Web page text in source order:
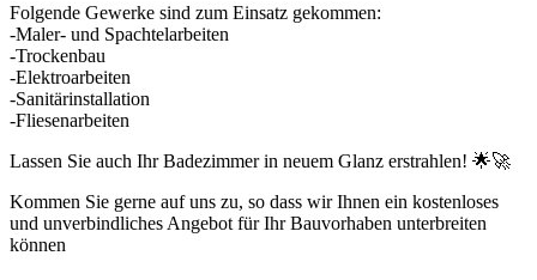
Folgende Gewerke sind zum Einsatz gekommen:
-Maler- und Spachtelarbeiten
-Trockenbau
-Elektroarbeiten
-Sanitärinstallation
-Fliesenarbeiten
Lassen Sie auch Ihr Badezimmer in neuem Glanz erstrahlen! 🌟🚀
Kommen Sie gerne auf uns zu, so dass wir Ihnen ein kostenloses
und unverbindliches Angebot für Ihr Bauvorhaben unterbreiten
können